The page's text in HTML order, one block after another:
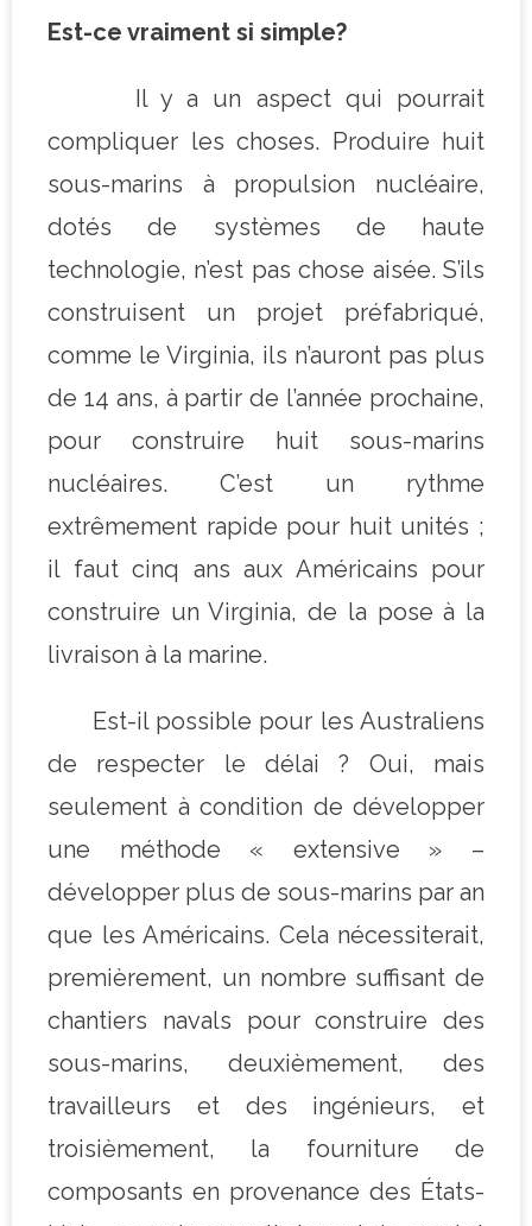
Est-ce vraiment si simple?
Il y a un aspect qui pourrait
compliquer les choses. Produire huit
sous-marins à propulsion nucléaire,
dotés de systèmes de haute
technologie, n’est pas chose aisée. S’ils
construisent un projet préfabriqué,
comme le Virginia, ils n’auront pas plus
de 14 ans, à partir de l’année prochaine,
pour construire huit sous-marins
nucléaires. C’est un rythme
extrêmement rapide pour huit unités ;
il faut cinq ans aux Américains pour
construire un Virginia, de la pose à la
livraison à la marine.
Est-il possible pour les Australiens
de respecter le délai ? Oui, mais
seulement à condition de développer
une méthode « extensive » –
développer plus de sous-marins par an
que les Américains. Cela nécessiterait,
premièrement, un nombre suffisant de
chantiers navals pour construire des
sous-marins, deuxièmement, des
travailleurs et des ingénieurs, et
troisièmement, la fourniture de
composants en provenance des États-